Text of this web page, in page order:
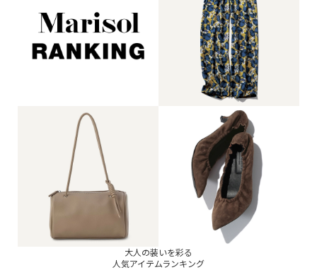
大人の装いを彩る
人気アイテムランキング